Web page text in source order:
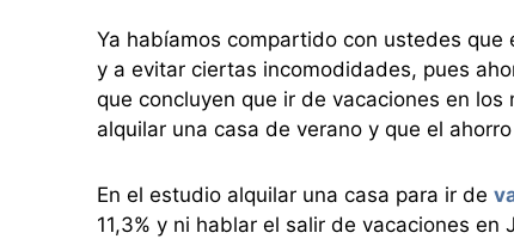
Ya habíamos compartido con ustedes que
y a evitar ciertas incomodidades, pues
que concluyen que ir de vacaciones en los
alquilar una casa de verano y que el
En el estudio alquilar una casa para ir de
11,3% y ni hablar el salir de vacaciones